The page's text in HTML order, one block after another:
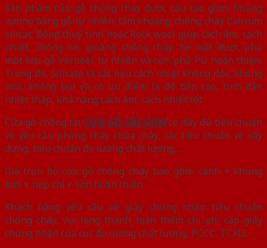
Sản phẩm cửa gỗ chống cháy được cấu tạo gồm: Khung
xương bằng gỗ tự nhiên; tấm khoáng chống cháy Calcium
silicat; Bông thuỷ tinh hoặc Rock wool giúp cách âm, cách
nhiệt, chống ồn; gioăng chống cháy; bề mặt được phủ
một lớp gỗ Verneer tự nhiên và sơn phủ PU hoàn thiện.
Trong đó, Silicate là vật liệu cách nhiệt không độc, không
mùi, không bụi và có ưu điểm là độ bền cao, tính dẫn
nhiệt thấp, khả năng cách âm, cách nhiệt tốt.
Cửa gỗ chống tại CỬA GỖ SÀI GÒN có đầy đủ tiêu chuẩn
về yêu cầu phòng cháy chữa cháy, các tiêu chuẩn về xây
dựng, tiêu chuẩn đo lường chất lượng,…
Giá trọn bộ cửa gỗ chống cháy bao gồm: cánh + khung
bao + nẹp chỉ + sơn hoàn thiện.
Khách hàng yêu cầu về giấy chứng nhận tiêu chuẩn
chống cháy, vui lòng thanh toán thêm chi phí cấp giấy
chứng nhận của cục đo lường chất lượng, PCCC, TCXD,..